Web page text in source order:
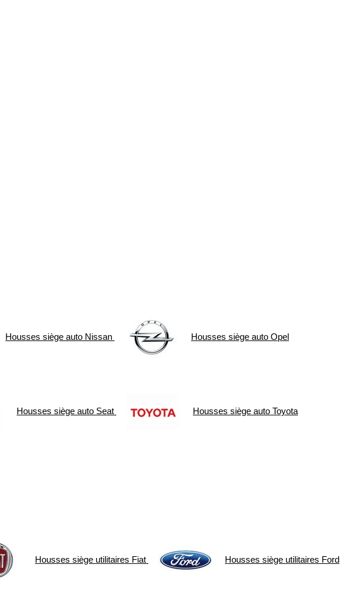
Housses siège auto Nissan Housses siège auto Opel
Housses siège auto Seat Housses siège auto Toyota
Housses siège utilitaires Fiat Housses siège utilitaires Ford